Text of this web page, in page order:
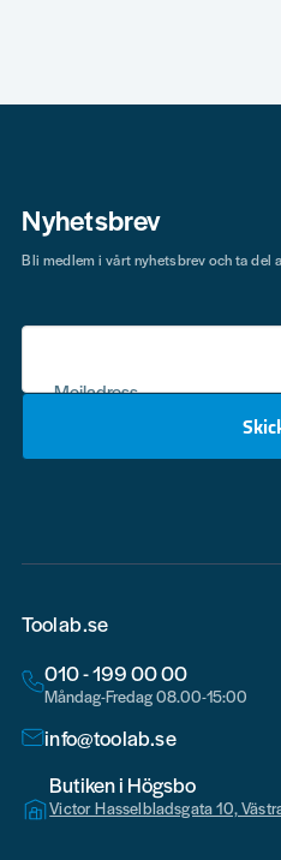
Nyhetsbrev
Mejladress
Bli medlem i vårt nyhetsbrev och ta del
Toolab.se
010 - 199 00 00
Måndag-Fredag 08.00-15:00
info@toolab.se
Butiken i Högsbo
Victor Hasselbladsgata 10,